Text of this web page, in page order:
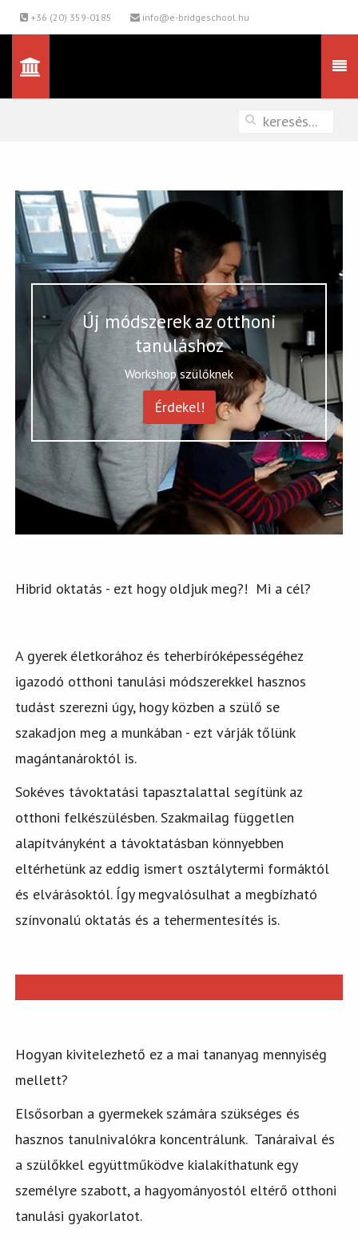
+36 (20) 359-0185 info@e-bridgeschool.hu
Új módszerek az otthoni
tanuláshoz
Workshop szülőknek
Érdekel!
Hibrid oktatás - ezt hogy oldjuk meg?! Mi a cél?
A gyerek életkorához és teherbíróképességéhez
igazodó otthoni tanulási módszerekkel hasznos
tudást szerezni úgy, hogy közben a szülő se
szakadjon meg a munkában - ezt várják tőlünk
magántanároktól is.
Sokéves távoktatási tapasztalattal segítünk az
otthoni felkészülésben. Szakmailag független
alapítványként a távoktatásban könnyebben
eltérhetünk az eddig ismert osztálytermi formáktól
és elvárásoktól. Így megvalósulhat a megbízható
színvonalú oktatás és a tehermentesítés is.
Hogyan kivitelezhető ez a mai tananyag mennyiség
mellett?
Elsősorban a gyermekek számára szükséges és
hasznos tanulnivalókra koncentrálunk. Tanáraival és
a szülőkkel együttműködve kialakíthatunk egy
személyre szabott, a hagyományostól eltérő otthoni
tanulási gyakorlatot.